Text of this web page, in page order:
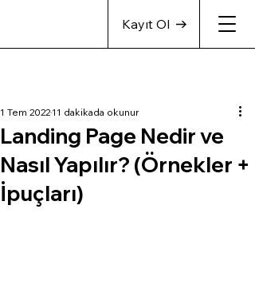
Kayıt Ol
Landing Page Nedir ve
Nasıl Yapılır? (Örnekler +
İpuçları)
1 Tem 2022 11 dakikada okunur